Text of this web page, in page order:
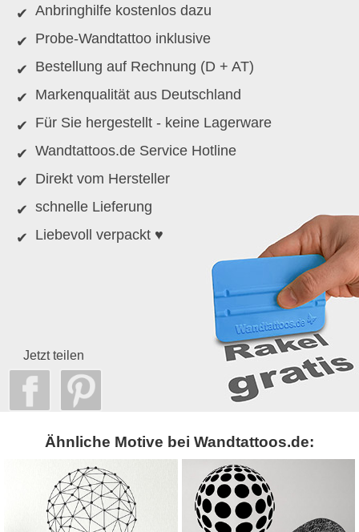
Anbringhilfe kostenlos dazu
Probe-Wandtattoo inklusive
Bestellung auf Rechnung (D + AT)
Markenqualität aus Deutschland
Für Sie hergestellt - keine Lagerware
Wandtattoos.de Service Hotline
Direkt vom Hersteller
schnelle Lieferung
Liebevoll verpackt ♥
Jetzt teilen
Ähnliche Motive bei Wandtattoos.de: